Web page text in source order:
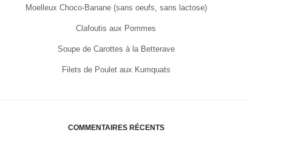
Moelleux Choco-Banane (sans oeufs, sans lactose)
Clafoutis aux Pommes
Soupe de Carottes à la Betterave
Filets de Poulet aux Kumquats
COMMENTAIRES RÉCENTS